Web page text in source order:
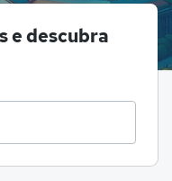
e descubra